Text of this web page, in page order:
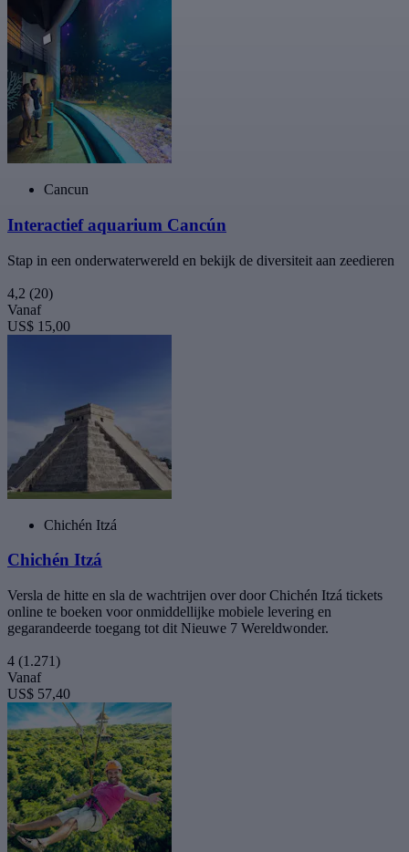
Cancun
Interactief aquarium Cancún
Stap in een onderwaterwereld en bekijk de diversiteit aan zeedieren
4,2 (20)
Vanaf
US$ 15,00
Chichén Itzá
Chichén Itzá
Versla de hitte en sla de wachtrijen over door Chichén Itzá tickets
online te boeken voor onmiddellijke mobiele levering en
gegarandeerde toegang tot dit Nieuwe 7 Wereldwonder.
4 (1.271)
Vanaf
US$ 57,40